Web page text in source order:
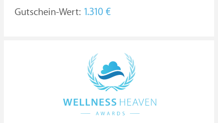
Gutschein-Wert: 1.310 €